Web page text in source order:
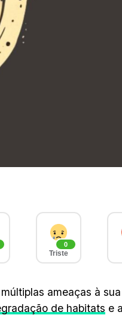
0
Triste
ameaças à sua
de habitats e a